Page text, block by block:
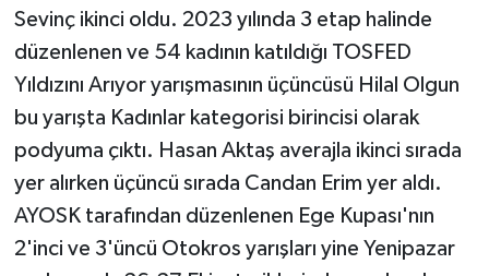
Sevinç ikinci oldu. 2023 yılında 3 etap halinde
düzenlenen ve 54 kadının katıldığı TOSFED
Yıldızını Arıyor yarışmasının üçüncüsü Hilal Olgun
bu yarışta Kadınlar kategorisi birincisi olarak
podyuma çıktı. Hasan Aktaş averajla ikinci sırada
yer alırken üçüncü sırada Candan Erim yer aldı.
AYOSK tarafından düzenlenen Ege Kupası'nın
2'inci ve 3'üncü Otokros yarışları yine Yenipazar